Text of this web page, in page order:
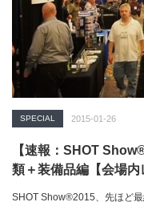
SPECIAL 2015-01-26
【速報：SHOT
類＋装備品編【会場内
SHOT Show®2015、先ほど